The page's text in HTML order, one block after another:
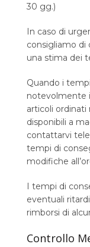
30 gg.)
In caso di
consigliamo
una stima dei
Quando i
notevolmente
articoli
disponibili a
contattarvi
tempi di
modifiche
I tempi di
eventuali
rimborsi di
Controllo